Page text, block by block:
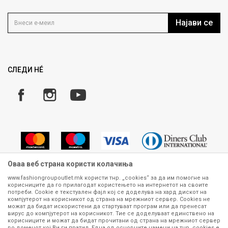
Кариера
Како да купите
Замена и рефундација на производи
Плаќање
Најави се
СЛЕДИ НÉ
Сите информации околу производите кои се изложени на нашата
онлајн продавница се стремиме да бидат конкретни, точни и прецизни,
меѓутоа не можеме да гарантираме дека се без ниту една грешка или
пак дека сите производи во моментот се достапни на залиха.
Фотографиите се најверодостојниот приказ на производот. Доколку
Оваа веб страна користи колачиња
www.fashiongroupoutlet.mk користи тнр. „cookies“ за да им помогне на
корисниците да го прилагодат користењето на интернетот на своите
потреби. Cookie е текстуален фајл кој се доделува на хард дискот на
компјутерот на корисникот од страна на мрежниот сервер. Cookies не
можат да бидат искористени да стартуваат програм или да пренесат
вирус до компјутерот на корисникот. Тие се доделуваат единствено на
корисниците и можат да бидат прочитани од страна на мрежниот сервер